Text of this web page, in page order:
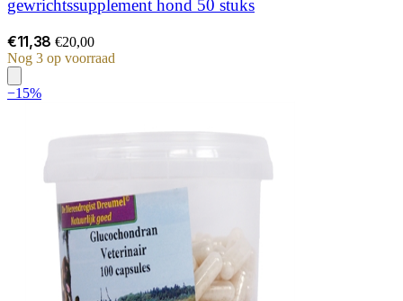
gewrichtssupplement hond 50 stuks
€11,38 €20,00
Nog 3 op voorraad
−15%